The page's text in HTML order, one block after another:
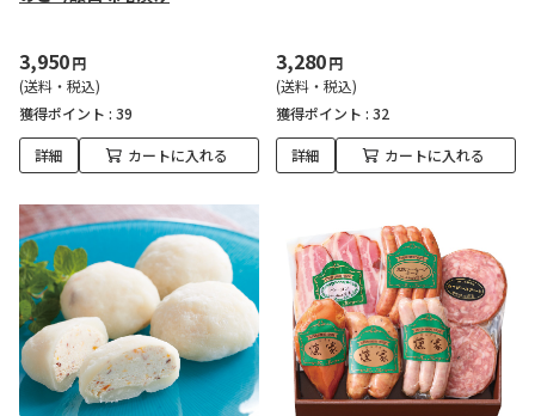
3,950円
(送料・税込)
獲得ポイント : 39
詳細 カートに入れる
3,280円
(送料・税込)
獲得ポイント : 32
詳細 カートに入れる